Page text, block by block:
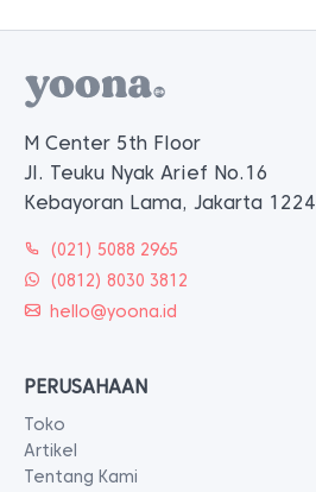
M Center 5th Floor
Jl. Teuku Nyak Arief No.16
Kebayoran Lama, Jakarta
(021) 5088 2965
(0812) 8030 3812
hello@yoona.id
PERUSAHAAN
Toko
Artikel
Tentang Kami